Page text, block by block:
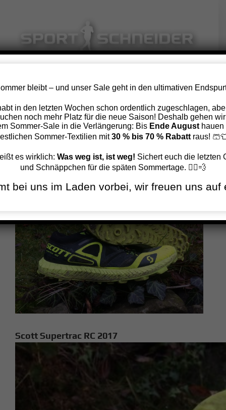
springen
Scott Supertrac RC 2017
Zurück Vor
Zeige
Bild
Scott Supertrac RC 2017
bleibt – und unser Sale geht in den ultimativen
in den letzten Wochen schon ordentlich zugeschlagen,
noch mehr Platz für die neue Saison! Deshalb gehen
Sommer-Sale in die Verlängerung: Bis Ende Augusthauen
Sommer-Textilien mit30 % bis 70 % Rabatt raus!
es wirklich: Was weg ist, ist weg! Sichert euch die letzten
und Schnäppchen für die späten Sommertage. 🏃‍♂️💨
bei uns im Laden vorbei, wir freuen uns auf